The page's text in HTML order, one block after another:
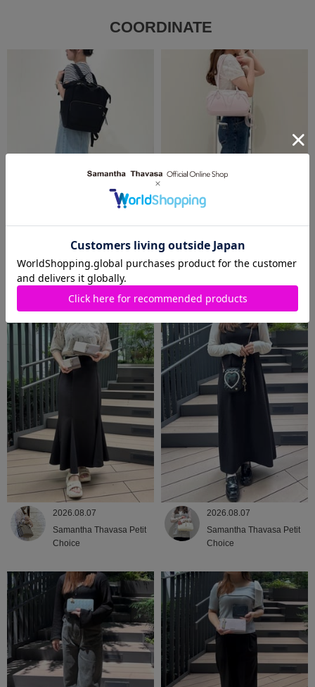
COORDINATE
2026.08.08
Samantha Thavasa
2026.08.07
2026.08.07
Samantha Thavasa Petit
Choice
2026.08.07
Samantha Thavasa Petit
Choice